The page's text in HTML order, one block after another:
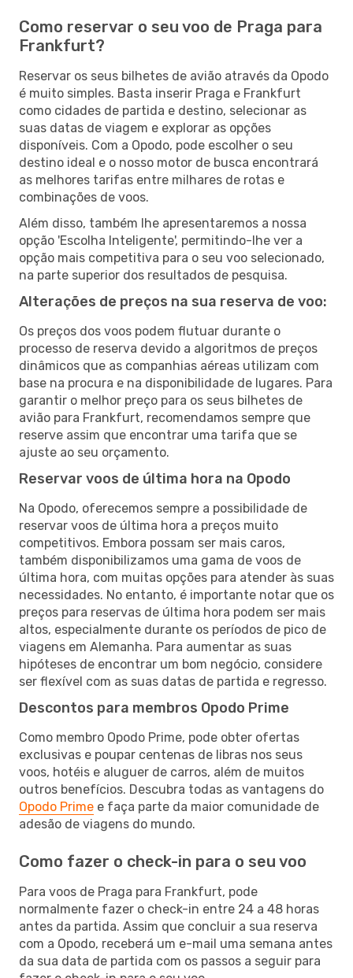
Como reservar o seu voo de Praga para
Frankfurt?
Reservar os seus bilhetes de avião através da Opodo
é muito simples. Basta inserir Praga e Frankfurt
como cidades de partida e destino, selecionar as
suas datas de viagem e explorar as opções
disponíveis. Com a Opodo, pode escolher o seu
destino ideal e o nosso motor de busca encontrará
as melhores tarifas entre milhares de rotas e
combinações de voos.
Além disso, também lhe apresentaremos a nossa
opção 'Escolha Inteligente', permitindo-lhe ver a
opção mais competitiva para o seu voo selecionado,
na parte superior dos resultados de pesquisa.
Alterações de preços na sua reserva de voo:
Os preços dos voos podem flutuar durante o
processo de reserva devido a algoritmos de preços
dinâmicos que as companhias aéreas utilizam com
base na procura e na disponibilidade de lugares. Para
garantir o melhor preço para os seus bilhetes de
avião para Frankfurt, recomendamos sempre que
reserve assim que encontrar uma tarifa que se
ajuste ao seu orçamento.
Reservar voos de última hora na Opodo
Na Opodo, oferecemos sempre a possibilidade de
reservar voos de última hora a preços muito
competitivos. Embora possam ser mais caros,
também disponibilizamos uma gama de voos de
última hora, com muitas opções para atender às suas
necessidades. No entanto, é importante notar que os
preços para reservas de última hora podem ser mais
altos, especialmente durante os períodos de pico de
viagens em Alemanha. Para aumentar as suas
hipóteses de encontrar um bom negócio, considere
ser flexível com as suas datas de partida e regresso.
Descontos para membros Opodo Prime
Como membro Opodo Prime, pode obter ofertas
exclusivas e poupar centenas de libras nos seus
voos, hotéis e aluguer de carros, além de muitos
outros benefícios. Descubra todas as vantagens do
Opodo Prime e faça parte da maior comunidade de
adesão de viagens do mundo.
Como fazer o check-in para o seu voo
Para voos de Praga para Frankfurt, pode
normalmente fazer o check-in entre 24 a 48 horas
antes da partida. Assim que concluir a sua reserva
com a Opodo, receberá um e-mail uma semana antes
da sua data de partida com os passos a seguir para